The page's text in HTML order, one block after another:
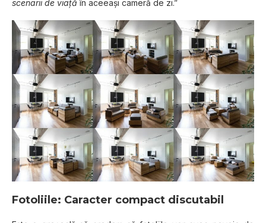
scenarii de viaţă în aceeaşi cameră de zi.”
Fotoliile: Caracter compact discutabil